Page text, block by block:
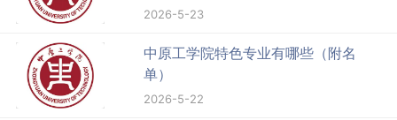
2026-5-23
中原工学院特色专业有哪些（附名
单）
2026-5-22